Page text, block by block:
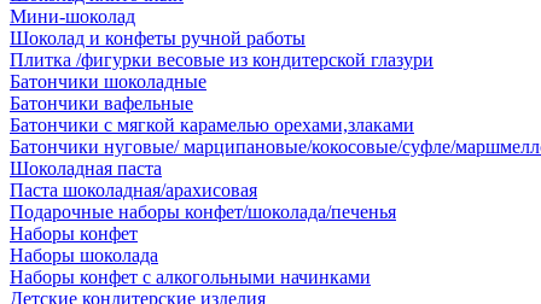
Мини-шоколад
Шоколад и конфеты ручной работы
Плитка /фигурки весовые из кондитерской глазури
Батончики шоколадные
Батончики вафельные
Батончики с мягкой карамелью орехами,злаками
Батончики нуговые/ марципановые/кокосовые/суфле/
Шоколадная паста
Паста шоколадная/арахисовая
Подарочные наборы конфет/шоколада/печенья
Наборы конфет
Наборы шоколада
Наборы конфет с алкогольными начинками
Детские кондитерские изделия